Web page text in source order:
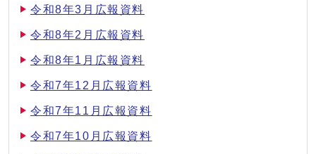
令和8年3月広報資料
令和8年2月広報資料
令和8年1月広報資料
令和7年12月広報資料
令和7年11月広報資料
令和7年10月広報資料